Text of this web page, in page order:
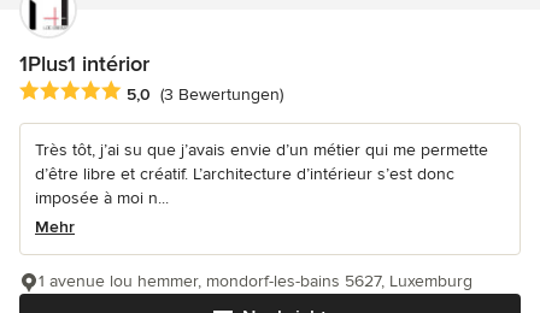
1Plus1 intérior
Durchschnittliche Bewertung: 5 von 5 Sternen
5,0 (3 Bewertungen)
Très tôt, j’ai su que j’avais envie d’un métier qui me permette
d’être libre et créatif. L’architecture d’intérieur s’est donc
imposée à moi n...
Mehr
1 avenue lou hemmer, mondorf-les-bains 5627, Luxemburg